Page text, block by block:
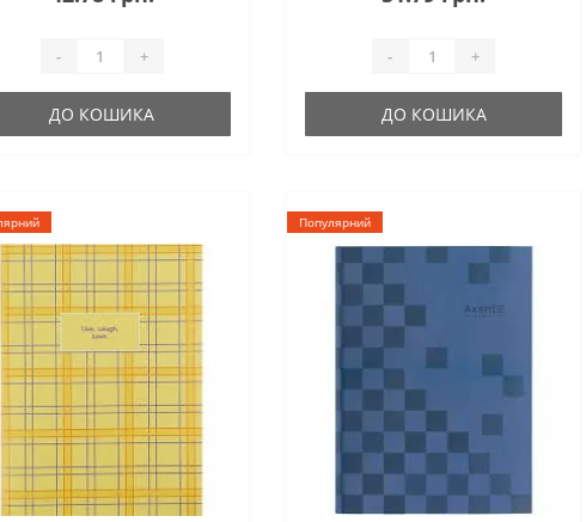
- +
ДО КОШИКА
- +
ДО КОШИКА
Популярний